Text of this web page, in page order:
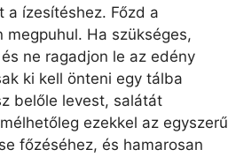
ízesítéshez. Főzd a
Ha szükséges,
ne ragadjon le az edény
ki kell önteni egy tálba
belőle levest, salátát
ezekkel az egyszerű
főzéséhez, és hamarosan